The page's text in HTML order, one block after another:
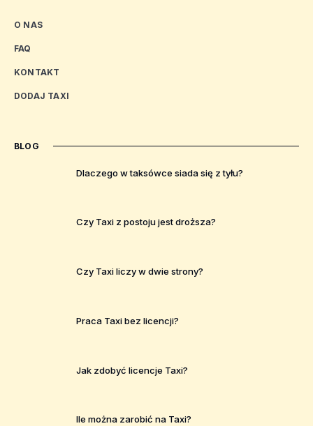
O NAS
FAQ
KONTAKT
DODAJ TAXI
BLOG
Dlaczego w taksówce siada się z tyłu?
Czy Taxi z postoju jest droższa?
Czy Taxi liczy w dwie strony?
Praca Taxi bez licencji?
Jak zdobyć licencje Taxi?
Ile można zarobić na Taxi?